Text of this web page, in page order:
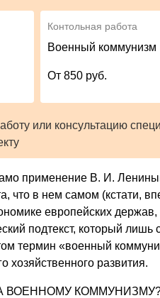
Контольная работа
Военный коммунизм
От 850 руб.
или консультацию
применение В. И.
что в нем самом (кстати,
европейских
подтекст, который
термин «во­енный
хозяйственного развития.
ВОЕННОМУ